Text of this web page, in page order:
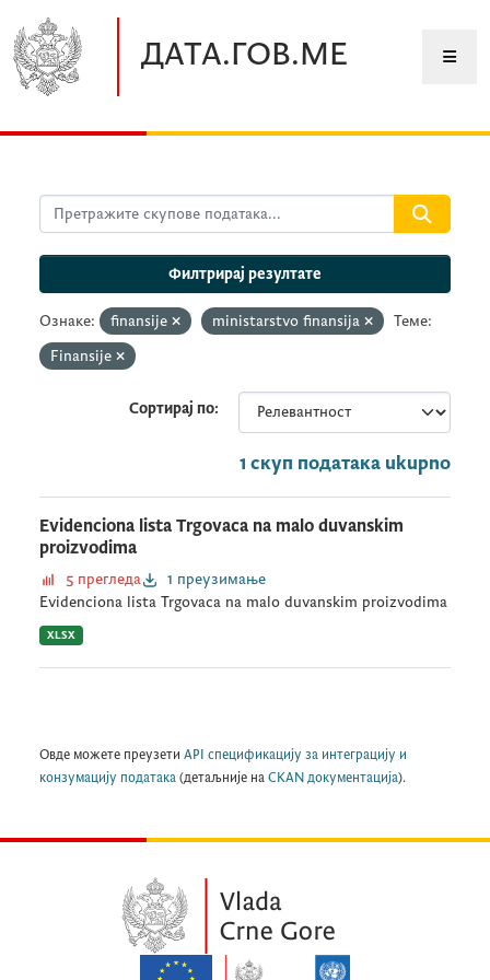
ДАТА.ГОВ.МЕ
Филтрирај резултате
Ознаке: finansije ministarstvo finansija
Теме:
Finansije
Сортирај по
1 скуп података ukupno
Evidenciona lista Trgovaca na malo duvanskim
proizvodima
5 прегледа
1 преузимање
Evidenciona lista Trgovaca na malo duvanskim proizvodima
XLSX
Овде можете преузети API спецификацију за интеграцију и
конзумацију података (детаљније на CKAN документација).